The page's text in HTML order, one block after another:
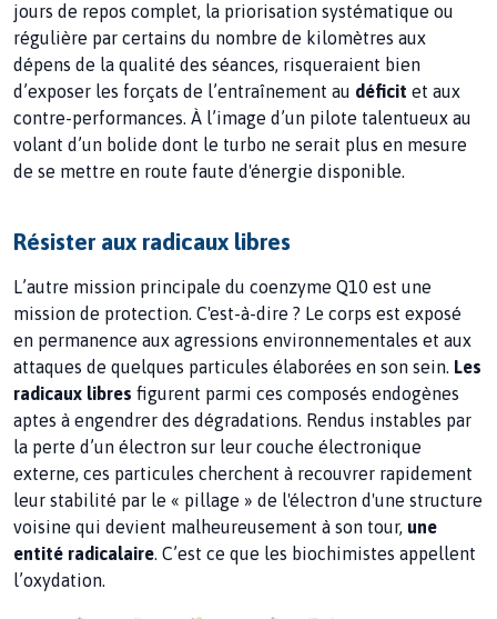
jours de repos complet, la priorisation systématique ou
régulière par certains du nombre de kilomètres aux
dépens de la qualité des séances, risqueraient bien
d’exposer les forçats de l’entraînement au déficit et aux
contre-performances. À l’image d’un pilote talentueux au
volant d’un bolide dont le turbo ne serait plus en mesure
de se mettre en route faute d'énergie disponible.
Résister aux radicaux libres
L’autre mission principale du coenzyme Q10 est une
mission de protection. C'est-à-dire ? Le corps est exposé
en permanence aux agressions environnementales et aux
attaques de quelques particules élaborées en son sein. Les
radicaux libres figurent parmi ces composés endogènes
aptes à engendrer des dégradations. Rendus instables par
la perte d’un électron sur leur couche électronique
externe, ces particules cherchent à recouvrer rapidement
leur stabilité par le « pillage » de l'électron d'une structure
voisine qui devient malheureusement à son tour, une
entité radicalaire. C’est ce que les biochimistes appellent
l’oxydation.